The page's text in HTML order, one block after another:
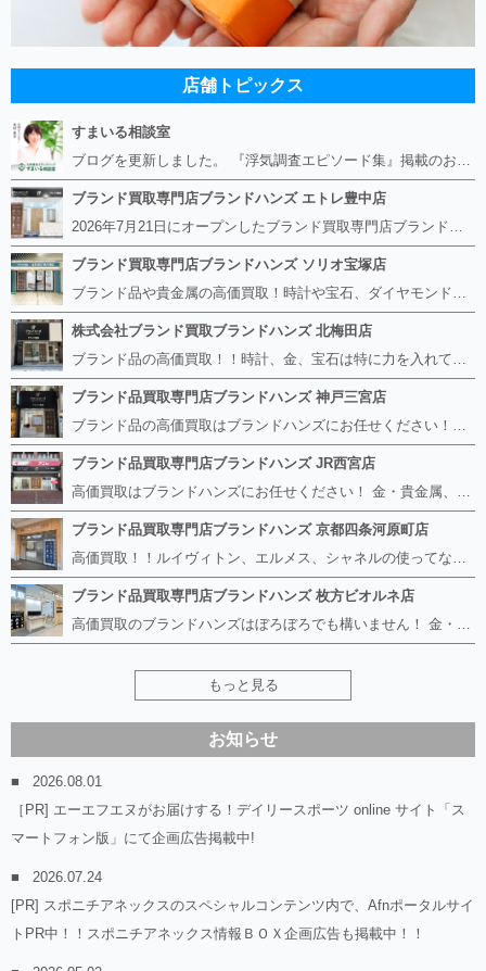
店舗トピックス
すまいる相談室
ブログを更新しました。 『浮気調査エピソード集』掲載のお知らせ https://smile-soudan.net/index.php?QBlog-20260808-1
ブランド買取専門店ブランドハンズ エトレ豊中店
2026年7月21日にオープンしたブランド買取専門店ブランドハンズ エトレ豊中店です。 阪急豊中駅直結のショッピングモール エトレとよなかの１階に店舗がございます。 金・貴金属、ブランド品、時計、宝石などその他ブランド食器や美容機器、ブランド香水や化粧品などの取り扱いもございます。 熟練の鑑定士が親切・丁寧に接客、査定をさせていただきます。 査定だけでもOK。お気軽にご来店下さいませ！
ブランド買取専門店ブランドハンズ ソリオ宝塚店
ブランド品や貴金属の高価買取！時計や宝石、ダイヤモンドなど家に眠っているものがあったら捨てる前にブランドハンズへお越しください。 査定料は無料、お値段が付くものかお調べいたします！ 宅配買取もありますので使っていない古いルイヴィトンのバッグや財布、壊れているオメガの時計、千切れている金のネックレスや指輪、小型家電も取り扱っておりますのでお気軽にご利用下さい☆ その他ブランド食器、銀シルバー製品、美容機器、脱毛器、スマホなど幅広く取り扱っております！
株式会社ブランド買取ブランドハンズ 北梅田店
ブランド品の高価買取！！時計、金、宝石は特に力を入れています！ ルイヴィトン、シャネル、ロレックス、エルメスはもちろん、グッチ、プラダ、セリーヌ、フェンディなどなど、 その他ブランド食器、銀シルバー製品、美容機器、脱毛器、スマホなど幅広く取り扱っているので まずは無料査定にお越しください！ 手数料は全て無料！全国対応の宅配買取も行っておりますのでお気軽にご連絡下さい！
ブランド品買取専門店ブランドハンズ 神戸三宮店
ブランド品の高価買取はブランドハンズにお任せください！！ 高騰し続けている金・貴金属はもちろん、ルイヴィトン、エルメス、シャネル、ロレックスは特に力を入れております。 その他ブランド食器、銀シルバー製品、美容機器、脱毛器、スマホなど幅広く取り扱っております！ 鑑定士は経験豊富で親切丁寧な対応を心がけております。 鑑定書がないものでもしっかり見させて頂きます。
ブランド品買取専門店ブランドハンズ JR西宮店
高価買取はブランドハンズにお任せください！ 金・貴金属、ルイヴィトン、エルメス、シャネル、ロレックスは特に力を入れておりますが、 他店で断られたボロボロになったバッグや財布、壊れたブランド品、時計、千切れた貴金属もお買取り可能です。 経験豊富な鑑定士が宝石やダイヤモンドの鑑定書がないものでもしっかり見させて頂きます。 その他ブランド食器、銀シルバー製品、美容機器、脱毛器、スマホなど幅広く取り扱っております！ 是非お気軽にお越しください。
ブランド品買取専門店ブランドハンズ 京都四条河原町店
高価買取！！ルイヴィトン、エルメス、シャネルの使ってないものなど ブランドハンズならボロボロでも構いません。 他店に断られたものも当店ならお買取り可能です！ ロレックスやフェンディ、グッチも大歓迎です！ ブランド品や貴金属、時計、宝石、ダイヤモンドは特に高価買取ですのでお査定だけでもお待ちしております。
ブランド品買取専門店ブランドハンズ 枚方ビオルネ店
高価買取のブランドハンズはぼろぼろでも構いません！ 金・貴金属、ルイヴィトンやエルメス、シャネルの使ってないものはございませんか？ 他店に断られたものも当店ならお買取り可能です！ ロレックスやフェンディ、グッチも大歓迎！ ブランド品や貴金属、時計、宝石、ダイヤモンドは特に高価買取ですがブランド食器、スマホ、美容機器、銀製品など幅広く取り扱っております。
もっと見る
お知らせ
2026.08.01
［PR] エーエフエヌがお届けする！デイリースポーツ online サイト「ス
マートフォン版」にて企画広告掲載中!
2026.07.24
[PR] スポニチアネックスのスペシャルコンテンツ内で、Afnポータルサイ
トPR中！！スポニチアネックス情報ＢＯＸ企画広告も掲載中！！